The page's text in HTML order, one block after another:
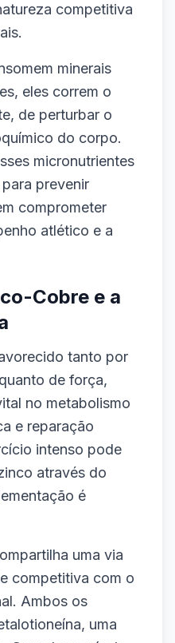
competitiva
minerais
eles correm o
de perturbar o
do corpo.
micronutrientes
prevenir
comprometer
atlético e a
Cobre e a
tanto por
de força,
no metabolismo
e reparação
intenso pode
através do
é
uma via
competitiva com o
Ambos os
uma